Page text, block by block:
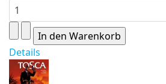
Details